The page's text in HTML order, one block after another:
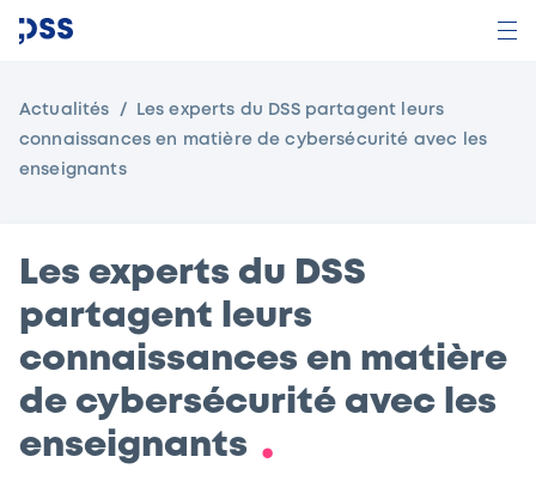
Actualités Les experts du DSS partagent leurs
connaissances en matière de cybersécurité avec les
enseignants
Les experts du DSS
partagent leurs
connaissances en matière
de cybersécurité avec les
enseignants